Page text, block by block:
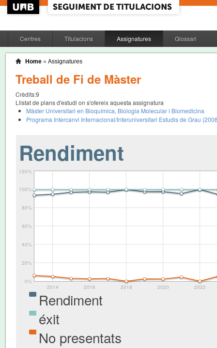
Centres Titulacions Assignatures Glossari
Home » Assignatures
Treball de Fi de Màster
Crèdits:9
Llistat de plans d'estudi on s'ofereix aquesta assignatura
Màster Universitari en Bioquímica, Biologia Molecular i Biomedicina
Programa Intercanvi Internacional/Interuniversitari Estudis de Grau
Rendiment
2014 2016 2018 2020 2022
0%
20%
40%
60%
80%
100%
120%
Rendiment
éxit
No presentats